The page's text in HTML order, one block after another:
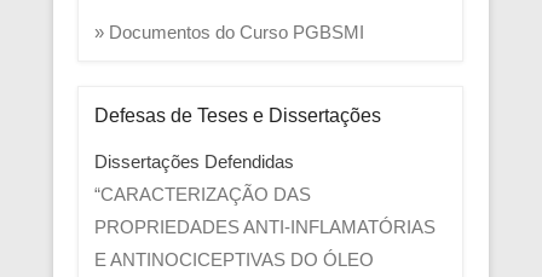
» Documentos do Curso PGBSMI
Defesas de Teses e Dissertações
Dissertações Defendidas
“CARACTERIZAÇÃO DAS
PROPRIEDADES ANTI-INFLAMATÓRIAS
E ANTINOCICEPTIVAS DO ÓLEO